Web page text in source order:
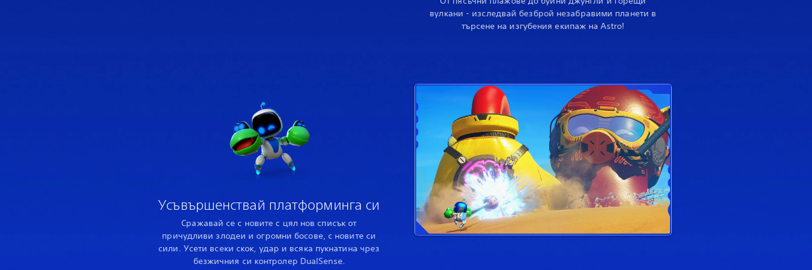
вулкани - изследвай безброй незабравими планети в
търсене на изгубения екипаж на Astro!
Усъвършенствай платформинга си
Сражавай се с новите с цял нов списък от
причудливи злодеи и огромни босове, с новите си
сили. Усети всеки скок, удар и всяка пукнатина чрез
безжичния си контролер DualSense.